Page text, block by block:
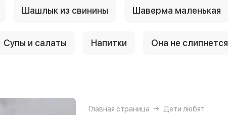
Шашлык из свинины Шаверма маленькая
Супы и салаты Напитки Она не слипнется
Главная страница Дети любят